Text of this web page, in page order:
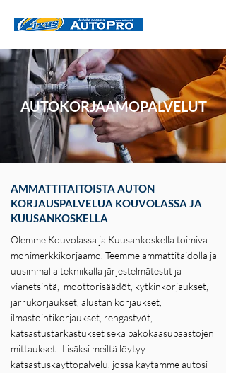
AUTOKORJAAMOPALVELUT
AMMATTITAITOISTA AUTON
KORJAUSPALVELUA KOUVOLASSA JA
KUUSANKOSKELLA
Olemme Kouvolassa ja Kuusankoskella toimiva
monimerkkikorjaamo. Teemme ammattitaidolla ja
uusimmalla tekniikalla järjestelmätestit ja
vianetsintä, moottorisäädöt, kytkinkorjaukset,
jarrukorjaukset, alustan korjaukset,
ilmastointikorjaukset, rengastyöt,
katsastustarkastukset sekä pakokaasupäästöjen
mittaukset. Lisäksi meiltä löytyy
katsastuskäyttöpalvelu, jossa käytämme autosi